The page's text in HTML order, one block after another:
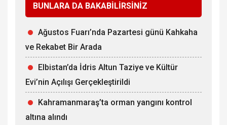
BUNLARA DA BAKABİLİRSİNİZ
Ağustos Fuarı’nda Pazartesi günü Kahkaha
ve Rekabet Bir Arada
Elbistan’da İdris Altun Taziye ve Kültür
Evi’nin Açılışı Gerçekleştirildi
Kahramanmaraş’ta orman yangını kontrol
altına alındı